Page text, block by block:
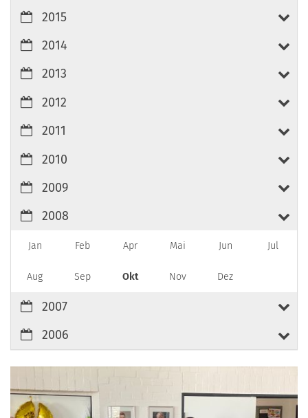
2015
2014
2013
2012
2011
2010
2009
2008
Jan Feb Apr Mai Jun Jul
Aug Sep Okt Nov Dez
2007
2006